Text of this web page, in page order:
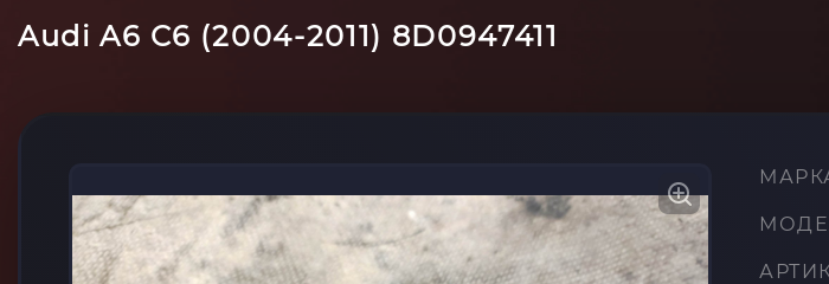
Audi A6 C6 (2004-2011) 8D0947411